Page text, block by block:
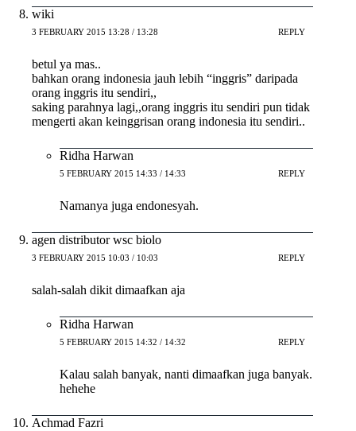
wiki
3 FEBRUARY 2015 13:28 / 13:28 REPLY
betul ya mas..
bahkan orang indonesia jauh lebih “inggris” daripada
orang inggris itu sendiri,,
saking parahnya lagi,,orang inggris itu sendiri pun tidak
mengerti akan keinggrisan orang indonesia itu sendiri..
Ridha Harwan
5 FEBRUARY 2015 14:33 / 14:33 REPLY
Namanya juga endonesyah.
agen distributor wsc biolo
3 FEBRUARY 2015 10:03 / 10:03 REPLY
salah-salah dikit dimaafkan aja
Ridha Harwan
5 FEBRUARY 2015 14:32 / 14:32 REPLY
Kalau salah banyak, nanti dimaafkan juga banyak.
hehehe
Achmad Fazri